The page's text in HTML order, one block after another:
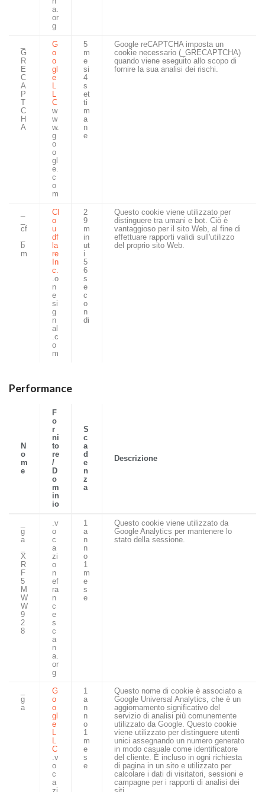
a.
or
g
G
R
E
C
A
P
T
C
H
A
G
o
o
gl
e
C
w
w
w.
g
o
o
gl
e.
c
o
m
5
m
e
si
4
s
et
ti
m
a
n
e
Google reCAPTCHA imposta un
cookie necessario (_GRECAPTCHA)
quando viene eseguito allo scopo di
fornire la sua analisi dei rischi.
cf
b
m
Cl
o
u
df
la
re
In
c.
.o
n
e
si
g
n
al
.c
o
m
2
9
m
in
ut
i
5
6
s
e
c
o
n
di
Questo cookie viene utilizzato per
distinguere tra umani e bot. Ciò è
vantaggioso per il sito Web, al fine di
effettuare rapporti validi sull'utilizzo
del proprio sito Web.
Performance
N
o
m
e
F
o
r
ni
to
re
/
D
o
m
in
io
S
c
a
d
e
n
z
a
Descrizione
g
a
X
R
F
5
M
W
W
9
2
8
.v
o
c
a
zi
o
n
ef
ra
n
c
e
s
c
a
n
a.
or
g
1
a
n
n
o
1
m
e
s
e
Questo cookie viene utilizzato da
Google Analytics per mantenere lo
stato della sessione.
g
a
G
o
o
gl
e
L
L
C
.v
o
c
a
1
a
n
n
o
1
m
e
s
e
Questo nome di cookie è associato a
Google Universal Analytics, che è un
aggiornamento significativo del
servizio di analisi più comunemente
utilizzato da Google. Questo cookie
viene utilizzato per distinguere utenti
unici assegnando un numero generato
in modo casuale come identificatore
del cliente. È incluso in ogni richiesta
di pagina in un sito e utilizzato per
calcolare i dati di visitatori, sessioni e
campagne per i rapporti di analisi dei